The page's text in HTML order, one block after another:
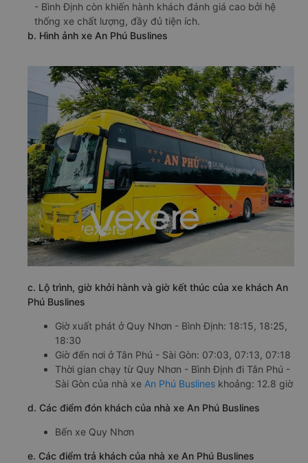
- Bình Định còn khiến hành khách đánh giá cao bởi hệ
thống xe chất lượng, đầy đủ tiện ích.
b. Hình ảnh xe An Phú Buslines
c. Lộ trình, giờ khởi hành và giờ kết thúc của xe khách An
Phú Buslines
Giờ xuất phát ở Quy Nhơn - Bình Định: 18:15, 18:25,
18:30
Giờ đến nơi ở Tân Phú - Sài Gòn: 07:03, 07:13, 07:18
Thời gian chạy từ Quy Nhơn - Bình Định đi Tân Phú -
Sài Gòn của nhà xe An Phú Buslines khoảng: 12.8 giờ
d. Các điểm đón khách của nhà xe An Phú Buslines
Bến xe Quy Nhơn
e. Các điểm trả khách của nhà xe An Phú Buslines